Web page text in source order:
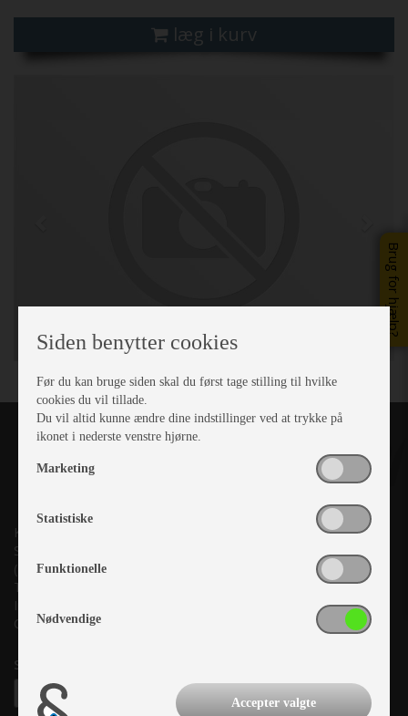
Brug for hjælp?
læg i kurv
Kronjyllands Camping Center A/S
Suderholmen 10, 8960 Randers SØ
(Lige ud til Grenåvej)
Tlf. +45 87 10 98 70
Info@as-kcc.dk
CVR: 33 38 77 33
Samtykke til nyhedsbrev
Siden benytter cookies
Før du kan bruge siden skal du først tage stilling til hvilke
cookies du vil tillade.
Du vil altid kunne ændre dine indstillinger ved at trykke på
ikonet i nederste venstre hjørne.
Marketing
Statistiske
Funktionelle
Nødvendige
Accepter valgte